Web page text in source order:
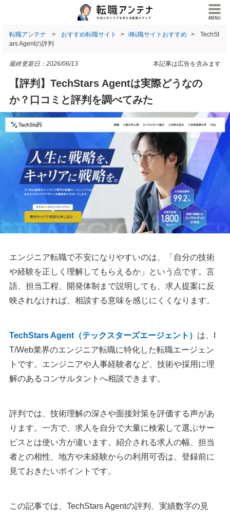
転職アンテナ おすすめ転職サイト it転職サイトおすすめ
TechSt
ars Agentの評判
本記事は広告を含みます
最終更新日： 2026/06/13
【評判】TechStars Agentは実際どうなの
か？口コミと評判を調べてみた
エンジニア転職で不安になりやすいのは、「自分の技術
や経験を正しく理解してもらえるか」という点です。言
語、担当工程、開発体制まで説明しても、求人提案に反
映されなければ、相談する意味を感じにくくなります。
TechStars Agent（テックスターズエージェント） は、I
T/Web業界のエンジニア転職に特化した転職エージェン
トです。エンジニアや人事経験者など、技術や採用に理
解のあるコンサルタントへ相談できます。
評判では、技術理解の深さや面接対策を評価する声があ
ります。一方で、求人を自分で大量に検索して選ぶサー
ビスとは使い方が違います。紹介される求人の幅、担当
者との相性、地方や未経験からの利用可否は、登録前に
見ておきたいポイントです。
この記事では、TechStars Agentの評判、実績数字の見